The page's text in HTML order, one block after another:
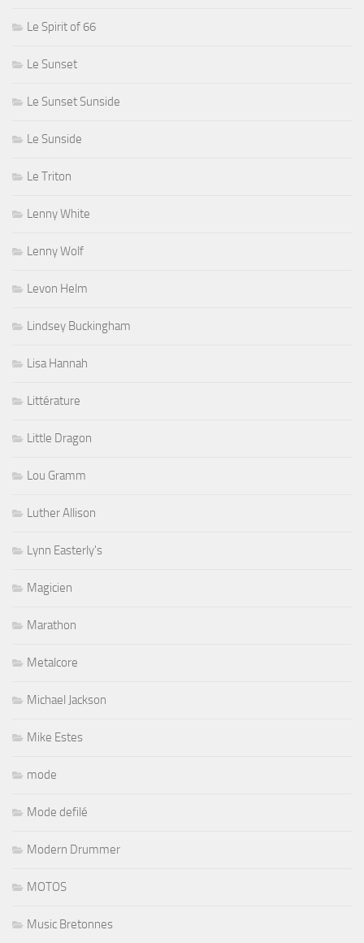
Le Spirit of 66
Le Sunset
Le Sunset Sunside
Le Sunside
Le Triton
Lenny White
Lenny Wolf
Levon Helm
Lindsey Buckingham
Lisa Hannah
Littérature
Little Dragon
Lou Gramm
Luther Allison
Lynn Easterly's
Magicien
Marathon
Metalcore
Michael Jackson
Mike Estes
mode
Mode defilé
Modern Drummer
MOTOS
Music Bretonnes